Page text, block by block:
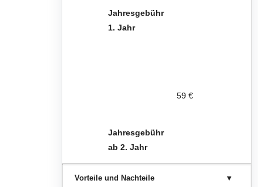
Jahresgebühr
1. Jahr
Jahresgebühr
ab 2. Jahr
59 €
Vorteile und Nachteile